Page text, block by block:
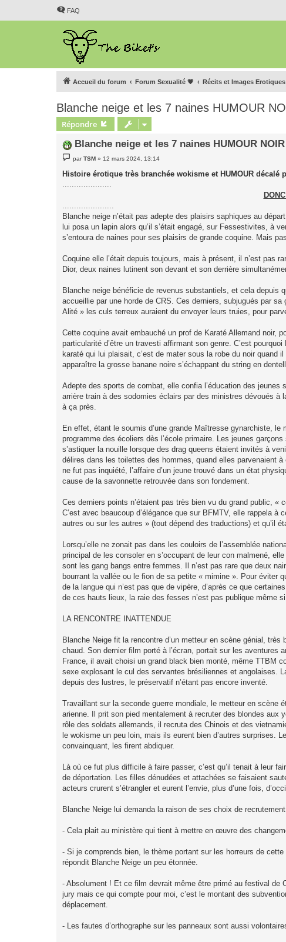
FAQ
Accueil du forum Forum Sexualité 💗 Récits et Images Erotiques
Blanche neige et les 7 naines HUMOUR
Répondre
Blanche neige et les 7 naines HUMOUR NOIR
e
s
parTSM » 12 mars 2024, 13:14
Histoire érotique très branchée wokisme et HUMOUR décalé
.....................
......................
Blanche neige n’était pas adepte des plaisirs saphiques au
lui posa un lapin alors qu’il s’était engagé, sur Fessestivites, à
s’entoura de naines pour ses plaisirs de grande coquine. Mais
Coquine elle l’était depuis toujours, mais à présent, il n’est pas
Dior, deux naines lutinent son devant et son derrière
Blanche neige bénéficie de revenus substantiels, et cela depuis
accueillie par une horde de CRS. Ces derniers, subjugués par
Alité » les culs terreux auraient du envoyer leurs truies, pour
Cette coquine avait embauché un prof de Karaté Allemand noir,
particularité d’être un travesti affirmant son genre. C’est
karaté qui lui plaisait, c’est de mater sous la robe du noir
apparaître la grosse banane noire s’échappant du string en
Adepte des sports de combat, elle confia l’éducation des jeunes
arrière train à des sodomies éclairs par des ministres dévoués à
à ça près.
En effet, étant le soumis d’une grande Maîtresse gynarchiste,
programme des écoliers dès l’école primaire. Les jeunes
s’astiquer la nouille lorsque des drag queens étaient invités à
délires dans les toilettes des hommes, quand elles parvenaient
ne fut pas inquiété, l’affaire d’un jeune trouvé dans un état
cause de la savonnette retrouvée dans son fondement.
Ces derniers points n’étaient pas très bien vu du grand public, «
C’est avec beaucoup d’élégance que sur BFMTV, elle rappela
autres ou sur les autres » (tout dépend des traductions) et qu’il
Lorsqu’elle ne zonait pas dans les couloirs de l’assemblée
principal de les consoler en s’occupant de leur con malmené,
sont les gang bangs entre femmes. Il n’est pas rare que deux
bourrant la vallée ou le fion de sa petite « mimine ». Pour éviter
de la langue qui n’est pas que de vipère, d’après ce que
de ces hauts lieux, la raie des fesses n’est pas publique même
LA RENCONTRE INATTENDUE
Blanche Neige fit la rencontre d’un metteur en scène génial,
chaud. Son dernier film porté à l’écran, portait sur les aventures
France, il avait choisi un grand black bien monté, même TTBM
sexe explosant le cul des servantes brésiliennes et angolaises.
depuis des lustres, le préservatif n’étant pas encore inventé.
Travaillant sur la seconde guerre mondiale, le metteur en scène
arienne. Il prit son pied mentalement à recruter des blondes
rôle des soldats allemands, il recruta des Chinois et des
le wokisme un peu loin, mais ils eurent bien d’autres surprises.
convainquant, les firent abdiquer.
Là où ce fut plus difficile à faire passer, c’est qu’il tenait à leur
de déportation. Les filles dénudées et attachées se faisaient
acteurs crurent s’étrangler et eurent l’envie, plus d’une fois,
Blanche Neige lui demanda la raison de ses choix de
- Cela plait au ministère qui tient à mettre en œuvre des
- Si je comprends bien, le thème portant sur les horreurs de
répondit Blanche Neige un peu étonnée.
- Absolument ! Et ce film devrait même être primé au festival de
jury mais ce qui compte pour moi, c’est le montant des
déplacement.
- Les fautes d’orthographe sur les panneaux sont aussi